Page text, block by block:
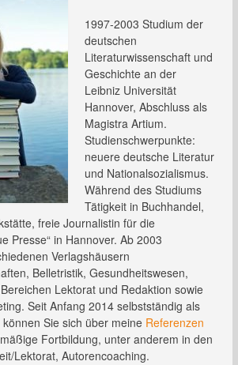
1997-2003 Studium der
deutschen
Literaturwissenschaft und
Geschichte an der
Leibniz Universität
Hannover, Abschluss als
Magistra Artium.
Studienschwerpunkte:
neuere deutsche Literatur
und Nationalsozialismus.
Während des Studiums
Tätigkeit in Buchhandel,
freie Journalistin für die
Presse“ in Hannover. Ab 2003
Verlagshäusern
Belletristik, Gesundheitswesen,
Lektorat und Redaktion sowie
Seit Anfang 2014 selbstständig als
Sie sich über meine Referenzen
Fortbildung, unter anderem in den
Lektorat, Autorencoaching.